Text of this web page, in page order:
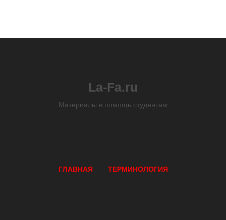
La-Fa.ru
Материалы в помощь студентам
ГЛАВНАЯ ТЕРМИНОЛОГИЯ